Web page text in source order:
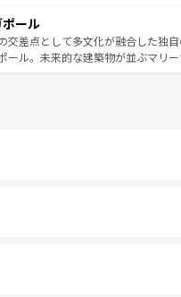
ほしい。
気候は一年中温暖で、どの季節にも
いる。親しみやすいタイの人々、
そして多様な観光資源が、訪れる
を訪れても感動するはず。観光スポ
効率よく見どころを回れるのも魅
から文化的な体験まで、香港を存
ール
交差点として多文化が融合した独
ール。未来的な建築物が並ぶマリ
カーズは地元の風情を楽しめる外せ